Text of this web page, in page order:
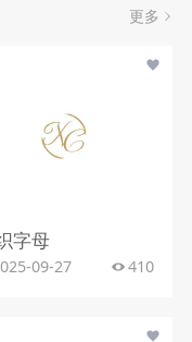
更多
字母
09-27 410